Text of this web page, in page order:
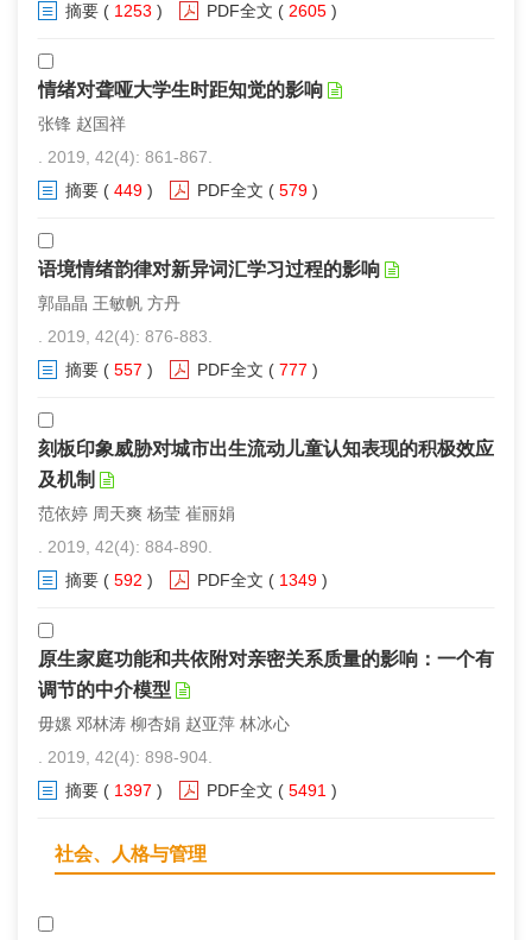
摘要 ( 1253 ) PDF全文 ( 2605 )
情绪对聋哑大学生时距知觉的影响
张锋 赵国祥
. 2019, 42(4): 861-867.
摘要 ( 449 ) PDF全文 ( 579 )
语境情绪韵律对新异词汇学习过程的影响
郭晶晶 王敏帆 方丹
. 2019, 42(4): 876-883.
摘要 ( 557 ) PDF全文 ( 777 )
刻板印象威胁对城市出生流动儿童认知表现的积极效应
及机制
范依婷 周天爽 杨莹 崔丽娟
. 2019, 42(4): 884-890.
摘要 ( 592 ) PDF全文 ( 1349 )
原生家庭功能和共依附对亲密关系质量的影响：一个有
调节的中介模型
毋嫘 邓林涛 柳杏娟 赵亚萍 林冰心
. 2019, 42(4): 898-904.
摘要 ( 1397 ) PDF全文 ( 5491 )
社会、人格与管理